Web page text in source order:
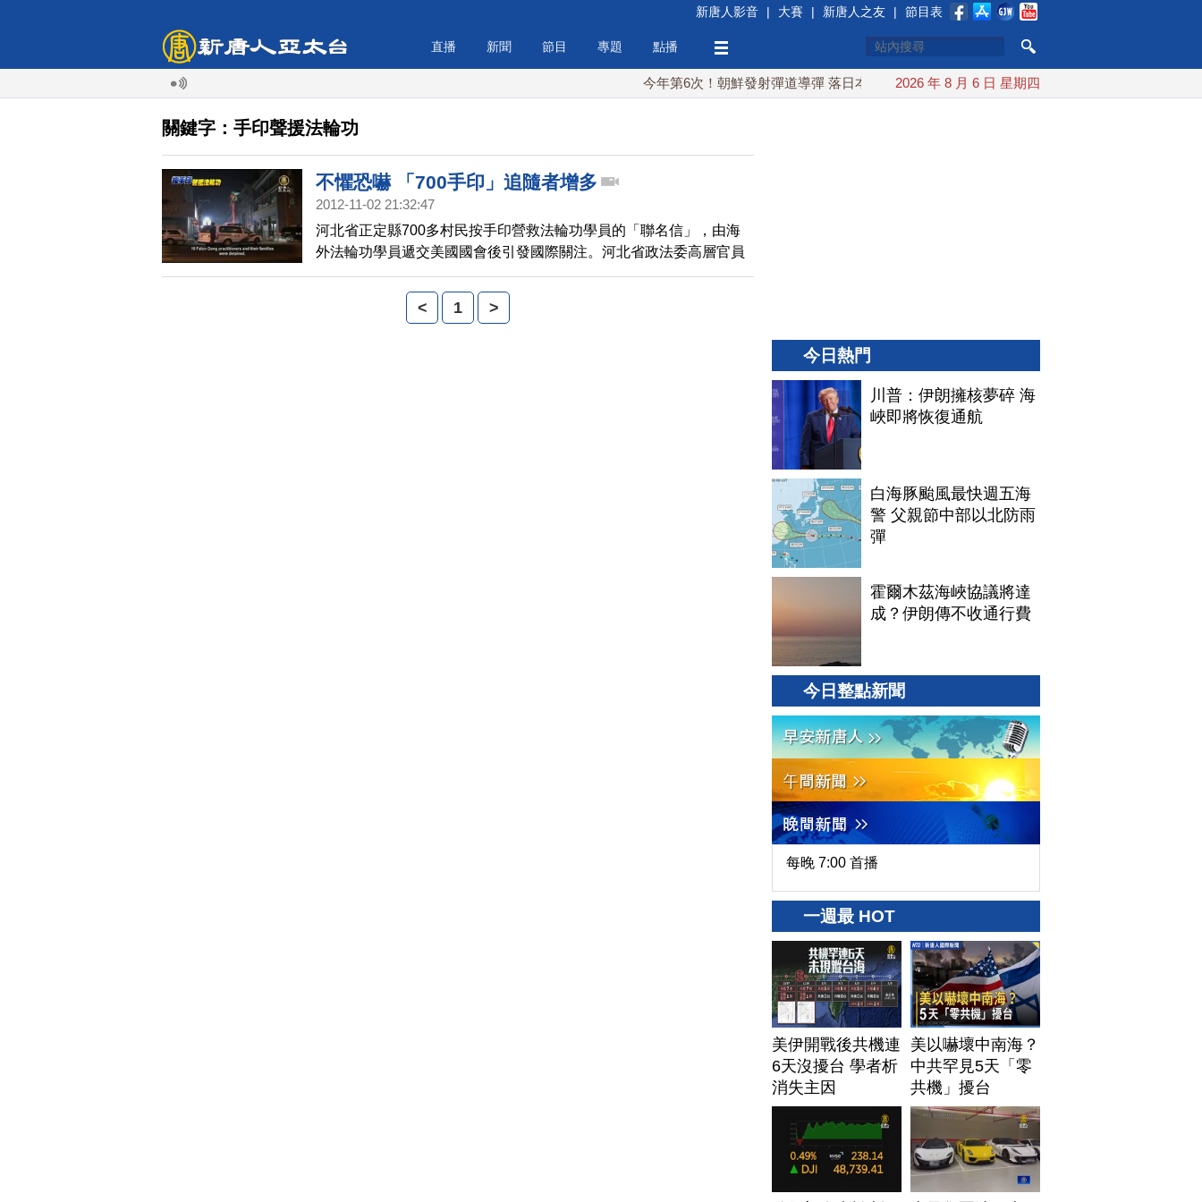
新唐人影音 | 大賽 | 新唐人之友 | 節目表
直播 新聞 節目 專題 點播
今年第6次！朝鮮發射彈道導彈 落日本EEZ外 紅海戰火續升溫 也門胡塞武裝稱又襲擊沙特油
2026 年 8 月 6 日 星期四
關鍵字：手印聲援法輪功
不懼恐嚇 「700手印」追隨者增多
2012-11-02 21:32:47
河北省正定縣700多村民按手印營救法輪功學員的「聯名信」，由海
外法輪功學員遞交美國國會後引發國際關注。河北省政法委高層官員
隨即駐紮當地，對民眾進行恐嚇。但幾個月來，當地民眾繼續簽名和
按手印，聲援法輪功，要求放人。
< 1 >
今日熱門
川普：伊朗擁核夢碎 海
峽即將恢復通航
白海豚颱風最快週五海
警 父親節中部以北防雨
彈
霍爾木茲海峽協議將達
成？伊朗傳不收通行費
今日整點新聞
每晚 7:00 首播
一週最 HOT
美伊開戰後共機連
6天沒擾台 學者析
消失主因
美以嚇壞中南海？
中共罕見5天「零
共機」擾台